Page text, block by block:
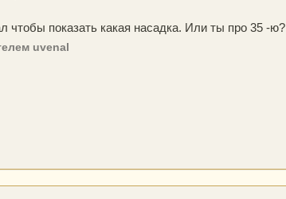
чтобы показать какая насадка. Или ты про 35 -ю?
uvenal